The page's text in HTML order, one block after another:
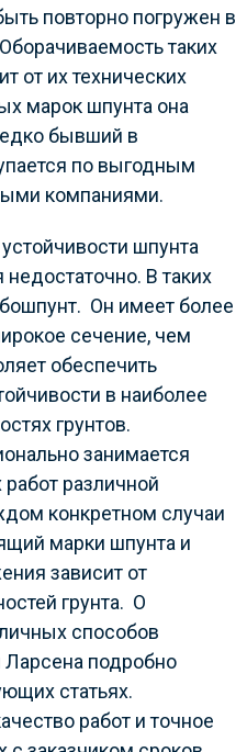
повторно погружен в
таких
от их технических
марок шпунта она
бывший в
по выгодным
компаниями.
шпунта
В таких
Он имеет более
сечение, чем
обеспечить
в наиболее
грунтов.
занимается
различной
конкретном случаи
марки шпунта и
зависит от
грунта. О
способов
подробно
статьях.
работ и точное